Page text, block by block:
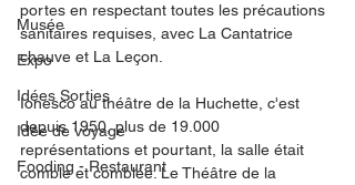
Musée
Expo
Idées Sorties
Idée de voyage
Fooding - Restaurant
portes en respectant toutes les précautions
sanitaires requises, avec La Cantatrice
chauve et La Leçon.
Ionesco au théâtre de la Huchette, c'est
depuis 1950, plus de 19.000
représentations et pourtant, la salle était
comble et comblée. Le Théâtre de la